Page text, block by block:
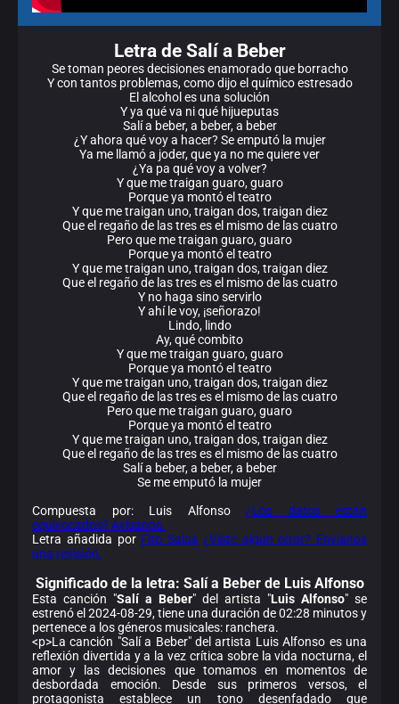
Letra de Salí a Beber
Se toman peores decisiones enamorado que borracho
Y con tantos problemas, como dijo el químico estresado
El alcohol es una solución
Y ya qué va ni qué hijueputas
Salí a beber, a beber, a beber
¿Y ahora qué voy a hacer? Se emputó la mujer
Ya me llamó a joder, que ya no me quiere ver
¿Ya pa qué voy a volver?
Y que me traigan guaro, guaro
Porque ya montó el teatro
Y que me traigan uno, traigan dos, traigan diez
Que el regaño de las tres es el mismo de las cuatro
Pero que me traigan guaro, guaro
Porque ya montó el teatro
Y que me traigan uno, traigan dos, traigan diez
Que el regaño de las tres es el mismo de las cuatro
Y no haga sino servirlo
Y ahí le voy, ¡señorazo!
Lindo, lindo
Ay, qué combito
Y que me traigan guaro, guaro
Porque ya montó el teatro
Y que me traigan uno, traigan dos, traigan diez
Que el regaño de las tres es el mismo de las cuatro
Pero que me traigan guaro, guaro
Porque ya montó el teatro
Y que me traigan uno, traigan dos, traigan diez
Que el regaño de las tres es el mismo de las cuatro
Salí a beber, a beber, a beber
Se me emputó la mujer
Compuesta por: Luis Alfonso ¿Los datos están
equivocados? Avísanos.
Letra añadida por Fito Salas ¿Viste algún error? Envíanos
una revisión.
Significado de la letra: Salí a Beber de Luis Alfonso
Esta canción "Salí a Beber" del artista "Luis Alfonso" se
estrenó el 2024-08-29, tiene una duración de 02:28 minutos y
pertenece a los géneros musicales: ranchera.
<p>La canción "Salí a Beber" del artista Luis Alfonso es una
reflexión divertida y a la vez crítica sobre la vida nocturna, el
amor y las decisiones que tomamos en momentos de
desbordada emoción. Desde sus primeros versos, el
protagonista establece un tono desenfadado que